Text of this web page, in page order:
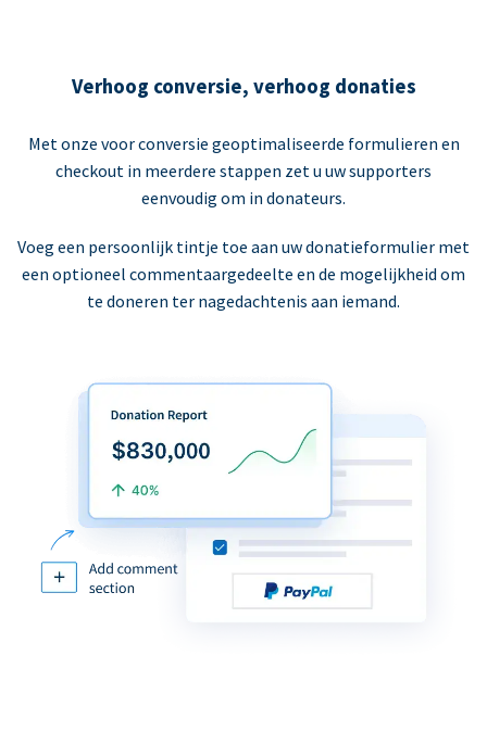
Verhoog conversie, verhoog donaties
Met onze voor conversie geoptimaliseerde formulieren en
checkout in meerdere stappen zet u uw supporters
eenvoudig om in donateurs.
Voeg een persoonlijk tintje toe aan uw donatieformulier met
een optioneel commentaargedeelte en de mogelijkheid om
te doneren ter nagedachtenis aan iemand.